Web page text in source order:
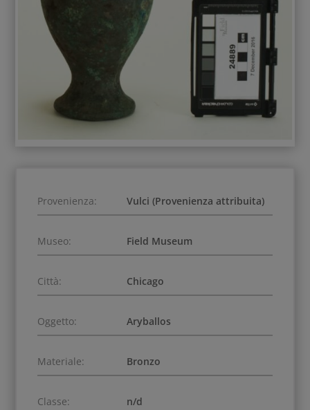
Provenienza: Vulci (Provenienza attribuita)
Museo: Field Museum
Città: Chicago
Oggetto: Aryballos
Materiale: Bronzo
Classe: n/d